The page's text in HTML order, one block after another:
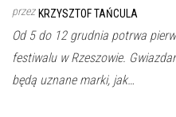
przez KRZYSZTOF TAŃCULA
Od 5 do 12 grudnia potrwa
festiwalu w Rzeszowie.
będą uznane marki, jak…